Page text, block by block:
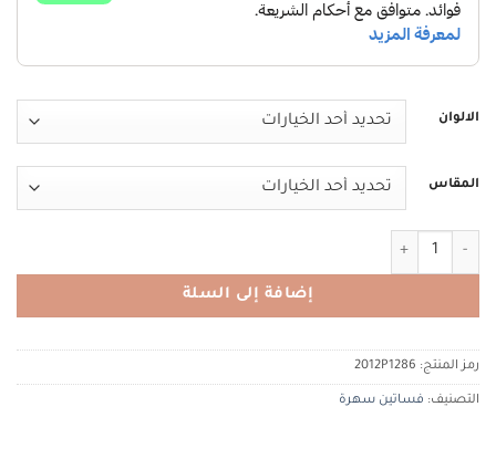
الالوان
المقاس
كمية تيراني كوتور terani 2012P1286
إضافة إلى السلة
رمز المنتج: 2012P1286
التصنيف: فساتين سهرة